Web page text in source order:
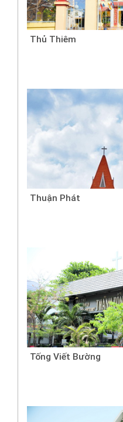
Thủ Thiêm
Thuận Phát
Tống Viết Bường